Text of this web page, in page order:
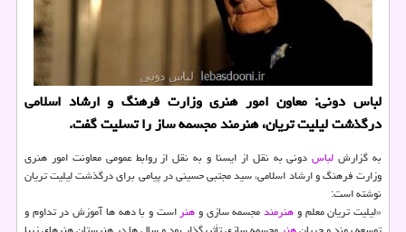
لباس دونی: معاون امور هنری وزارت فرهنگ و ارشاد اسلامی
درگذشت لیلیت تریان، هنرمند مجسمه ساز را تسلیت گفت.
به گزارش لباسدونی به نقل از ایسنا و به نقل از روابط عمومی معاونت امور هنری
وزارت فرهنگ و ارشاد اسلامی، سید مجتبی حسینی در پیامی برای درگذشت لیلیت تریان
نوشته است:
«لیلیت تریان معلم و هنرمندمجسمه سازی و هنر است و با دهه ها آموزش در تداوم و